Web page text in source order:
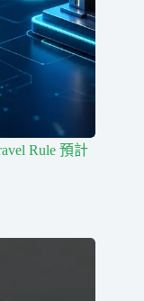
Rule 預計